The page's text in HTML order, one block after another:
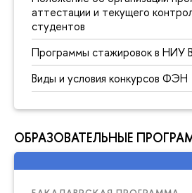
аттестации и текущего
студентов
Программы стажировок в
Виды и условия конкурсов ФЭН
ОБРАЗОВАТЕЛЬНЫЕ